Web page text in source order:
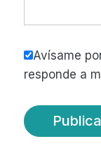
Avísame
responde a